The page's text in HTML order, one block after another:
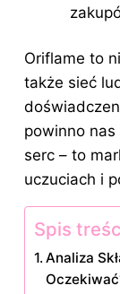
Oriflame to
także sieć
powinno
serc – to
uczuciach i
Spis
Analiza